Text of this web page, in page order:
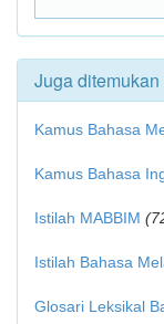
Juga ditemukan
Kamus Bahasa
Kamus Bahasa
Istilah MABBIM
Istilah Bahasa
Glosari Leksikal